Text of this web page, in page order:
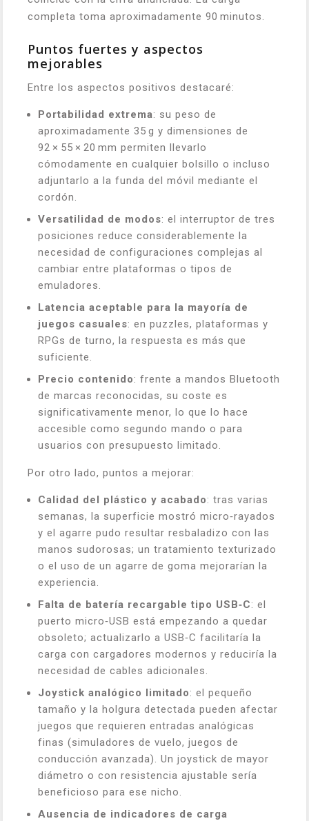
completa toma aproximadamente 90 minutos.
Puntos fuertes y aspectos
mejorables
Entre los aspectos positivos destacaré:
Portabilidad extrema: su peso de
aproximadamente 35 g y dimensiones de
92 × 55 × 20 mm permiten llevarlo
cómodamente en cualquier bolsillo o incluso
adjuntarlo a la funda del móvil mediante el
cordón.
Versatilidad de modos: el interruptor de tres
posiciones reduce considerablemente la
necesidad de configuraciones complejas al
cambiar entre plataformas o tipos de
emuladores.
Latencia aceptable para la mayoría de
juegos casuales: en puzzles, plataformas y
RPGs de turno, la respuesta es más que
suficiente.
Precio contenido: frente a mandos Bluetooth
de marcas reconocidas, su coste es
significativamente menor, lo que lo hace
accesible como segundo mando o para
usuarios con presupuesto limitado.
Por otro lado, puntos a mejorar:
Calidad del plástico y acabado: tras varias
semanas, la superficie mostró micro‑rayados
y el agarre pudo resultar resbaladizo con las
manos sudorosas; un tratamiento texturizado
o el uso de un agarre de goma mejorarían la
experiencia.
Falta de batería recargable tipo USB‑C: el
puerto micro‑USB está empezando a quedar
obsoleto; actualizarlo a USB‑C facilitaría la
carga con cargadores modernos y reduciría la
necesidad de cables adicionales.
Joystick analógico limitado: el pequeño
tamaño y la holgura detectada pueden afectar
juegos que requieren entradas analógicas
finas (simuladores de vuelo, juegos de
conducción avanzada). Un joystick de mayor
diámetro o con resistencia ajustable sería
beneficioso para ese nicho.
Ausencia de indicadores de carga